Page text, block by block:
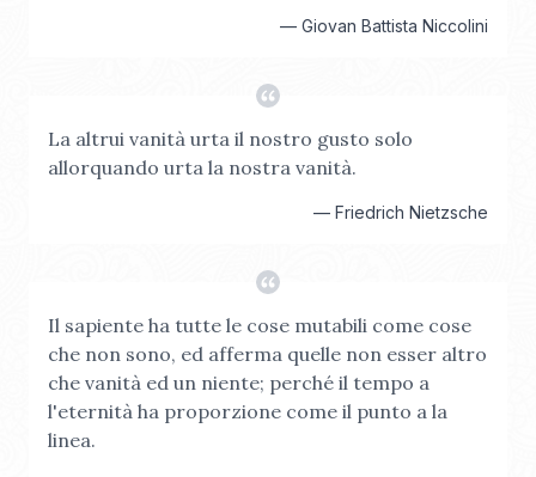
— Giovan Battista Niccolini
La altrui vanità urta il nostro gusto solo
allorquando urta la nostra vanità.
— Friedrich Nietzsche
Il sapiente ha tutte le cose mutabili come cose
che non sono, ed afferma quelle non esser altro
che vanità ed un niente; perché il tempo a
l'eternità ha proporzione come il punto a la
linea.